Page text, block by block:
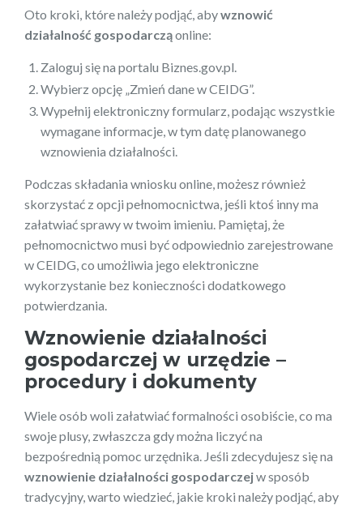
Oto kroki, które należy podjąć, abywznowić
działalność gospodarcząonline:
Zaloguj się na portalu Biznes.gov.pl.
Wybierz opcję „Zmień dane w CEIDG”.
Wypełnij elektroniczny formularz, podając wszystkie
wymagane informacje, w tym datę planowanego
wznowienia działalności.
Podczas składania wniosku online, możesz również
skorzystać z opcji pełnomocnictwa, jeśli ktoś inny ma
załatwiać sprawy w twoim imieniu. Pamiętaj, że
pełnomocnictwo musi być odpowiednio zarejestrowane
w CEIDG, co umożliwia jego elektroniczne
wykorzystanie bez konieczności dodatkowego
potwierdzania.
Wznowienie działalności
gospodarczej w urzędzie –
procedury i dokumenty
Wiele osób woli załatwiać formalności osobiście, co ma
swoje plusy, zwłaszcza gdy można liczyć na
bezpośrednią pomoc urzędnika. Jeśli zdecydujesz się na
wznowienie działalności gospodarczejw sposób
tradycyjny, warto wiedzieć, jakie kroki należy podjąć, aby